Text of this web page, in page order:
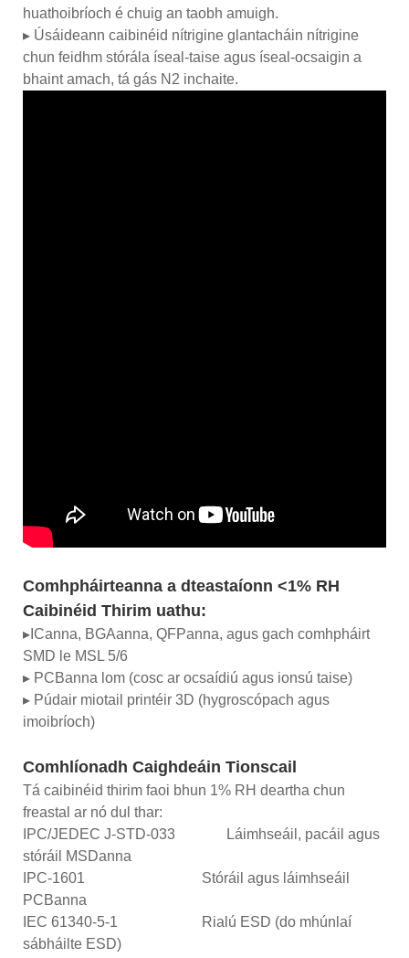
huathoibríoch é chuig an taobh amuigh.
▸ Úsáideann caibinéid nítrigine glantacháin nítrigine
chun feidhm stórála íseal-taise agus íseal-ocsaigin a
bhaint amach, tá gás N2 inchaite.
Comhpháirteanna a dteastaíonn <1% RH
Caibinéid Thirim uathu:
▸ICanna, BGAanna, QFPanna, agus gach comhpháirt
SMD le MSL 5/6
▸ PCBanna lom (cosc ar ocsaídiú agus ionsú taise)
▸ Púdair miotail printéir 3D (hygroscópach agus
imoibríoch)
Comhlíonadh Caighdeáin Tionscail
Tá caibinéid thirim faoi bhun 1% RH deartha chun
freastal ar nó dul thar:
IPC/JEDEC J-STD-033 Láimhseáil, pacáil agus
stóráil MSDanna
IPC-1601 Stóráil agus láimhseáil
PCBanna
IEC 61340-5-1 Rialú ESD (do mhúnlaí
sábháilte ESD)